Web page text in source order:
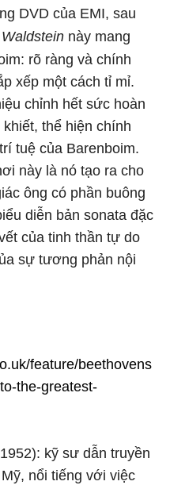
DVD của EMI, sau
Waldstein này mang
rõ ràng và chính
xếp một cách tỉ mỉ.
chỉnh hết sức hoàn
thể hiện chính
tuệ của Barenboim.
này là nó tạo ra cho
ông có phần buông
diễn bản sonata đặc
của tinh thần tự do
sự tương phản nội
feature/beethovens
the-greatest-
kỹ sư dẫn truyền
nổi tiếng với việc